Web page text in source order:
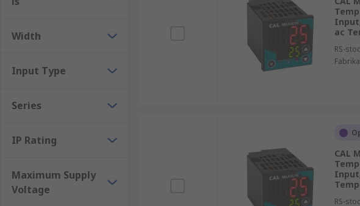
Width
Input Type
Series
IP Rating
Maximum Supply
Voltage
ac
RS-
CAL
RS-